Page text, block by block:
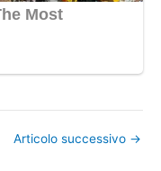
Articolo successivo →